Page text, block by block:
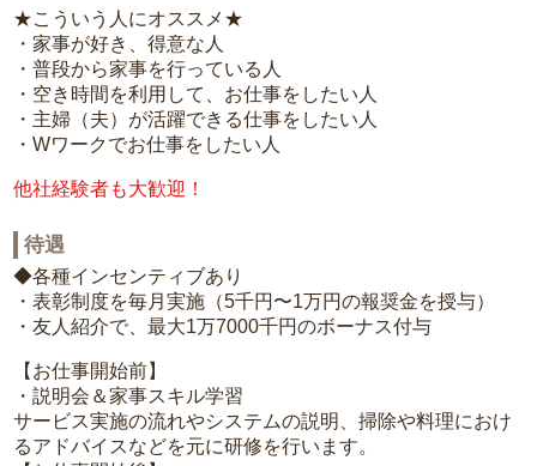
★こういう人にオススメ★
・家事が好き、得意な人
・普段から家事を行っている人
・空き時間を利用して、お仕事をしたい人
・主婦（夫）が活躍できる仕事をしたい人
・Wワークでお仕事をしたい人
他社経験者も大歓迎！
待遇
◆各種インセンティブあり
・表彰制度を毎月実施（5千円〜1万円の報奨金を授与）
・友人紹介で、最大1万7000千円のボーナス付与
【お仕事開始前】
・説明会＆家事スキル学習
サービス実施の流れやシステムの説明、掃除や料理におけ
るアドバイスなどを元に研修を行います。